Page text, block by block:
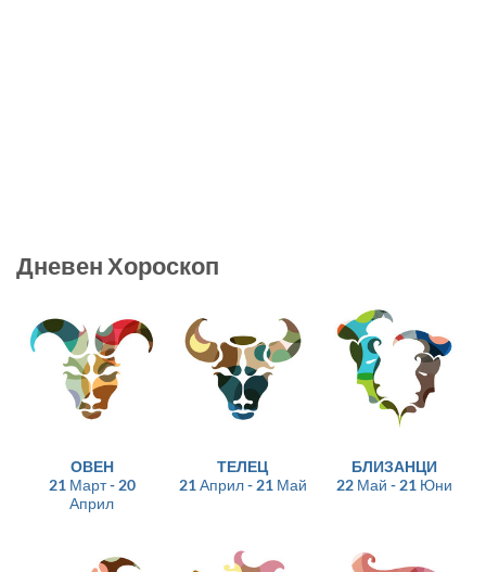
Дневен Хороскоп
ОВЕН
21 Март - 20
Април
ТЕЛЕЦ
21 Април - 21 Май
БЛИЗАНЦИ
22 Май - 21 Юни